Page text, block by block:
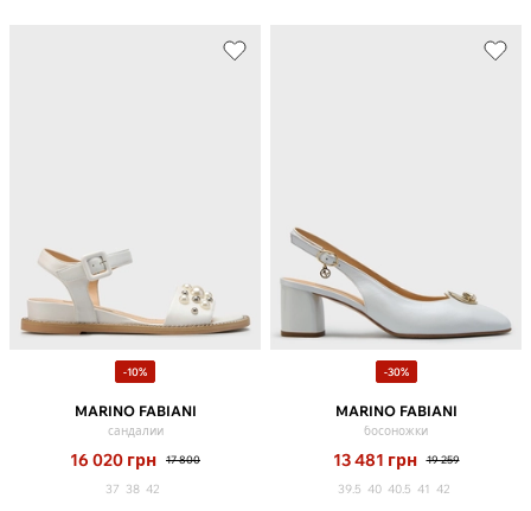
-10%
MARINO FABIANI
сандалии
16 020 грн 17 800
37 38 42
-30%
MARINO FABIANI
босоножки
13 481 грн 19 259
39.5 40 40.5 41 42